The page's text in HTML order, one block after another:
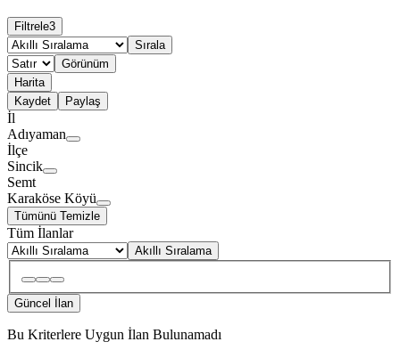
Filtrele3
Sırala
Görünüm
Harita
Kaydet
Paylaş
İl
Adıyaman
İlçe
Sincik
Semt
Karaköse Köyü
Tümünü Temizle
Tüm İlanlar
Akıllı Sıralama
Güncel İlan
Bu Kriterlere Uygun İlan Bulunamadı